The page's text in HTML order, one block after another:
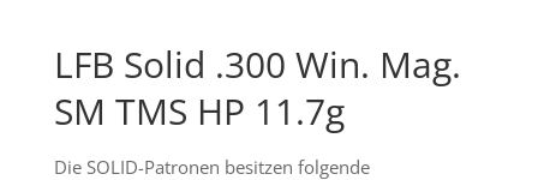
LFB Solid .300 Win. Mag.
SM TMS HP 11.7g
Die SOLID-Patronen besitzen folgende